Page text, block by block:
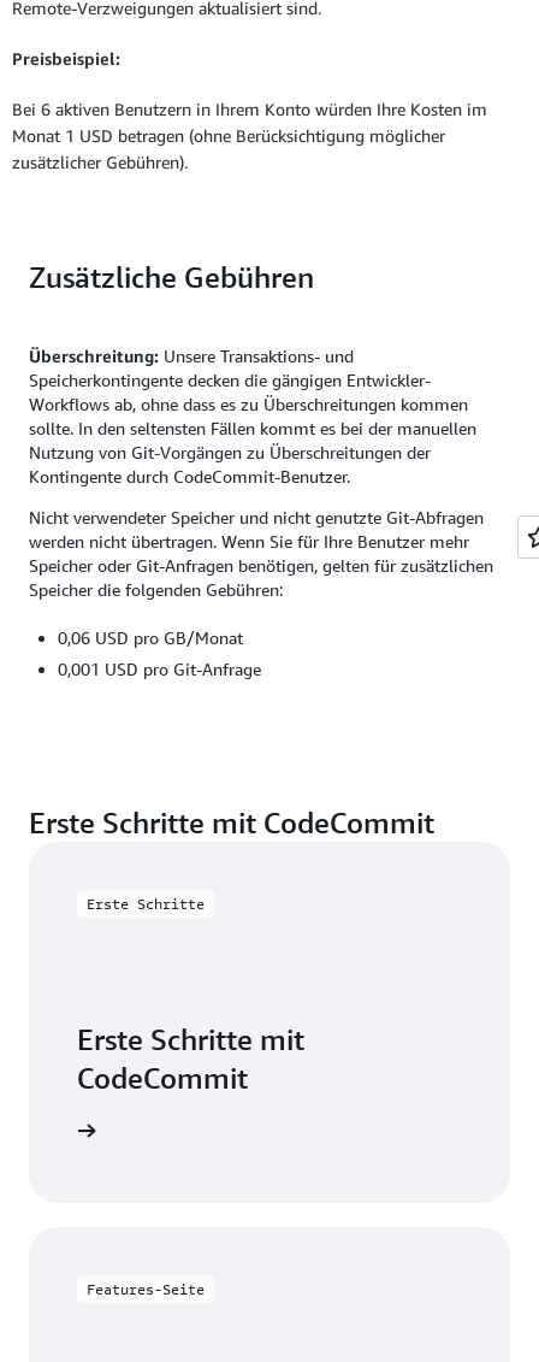
Remote-Verzweigungen aktualisiert sind.
Preisbeispiel:
Bei 6 aktiven Benutzern in Ihrem Konto würden Ihre Kosten im
Monat 1 USD betragen (ohne Berücksichtigung möglicher
zusätzlicher Gebühren).
Zusätzliche Gebühren
Überschreitung: Unsere Transaktions- und
Speicherkontingente decken die gängigen Entwickler-
Workflows ab, ohne dass es zu Überschreitungen kommen
sollte. In den seltensten Fällen kommt es bei der manuellen
Nutzung von Git-Vorgängen zu Überschreitungen der
Kontingente durch CodeCommit-Benutzer.
Nicht verwendeter Speicher und nicht genutzte Git-Abfragen
werden nicht übertragen. Wenn Sie für Ihre Benutzer mehr
Speicher oder Git-Anfragen benötigen, gelten für zusätzlichen
Speicher die folgenden Gebühren:
0,06 USD pro GB/Monat
0,001 USD pro Git-Anfrage
Erste Schritte mit CodeCommit
Erste Schritte
Erste Schritte mit
CodeCommit
Features-Seite